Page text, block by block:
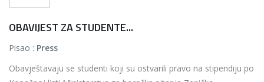
OBAVIJEST ZA STUDENTE...
Pisao : Press
Obavještavaju se studenti koji su ostvarili pravo na stipendiju po